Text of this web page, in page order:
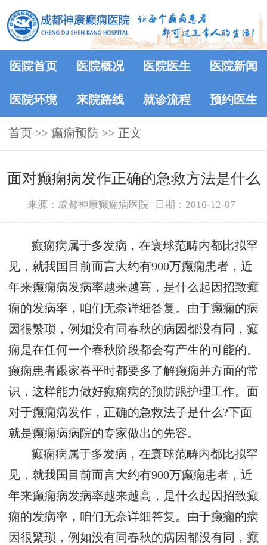
医院首页 医院概况 医院医生 医院新闻
医院环境 来院路线 就诊流程 预约医生
首页 >> 癫痫预防 >> 正文
面对癫痫病发作正确的急救方法是什么
来源：成都神康癫痫病医院 日期：2016-12-07
癫痫病属于多发病，在寰球范畴内都比拟罕
见，就我国目前而言大约有900万癫痫患者，近
年来癫痫病发病率越来越高，是什么起因招致癫
痫的发病率，咱们无奈详细答复。由于癫痫的病
因很繁琐，例如没有同春秋的病因都没有同，癫
痫是在任何一个春秋阶段都会有产生的可能的。
癫痫患者跟家眷平时都要多了解癫痫并方面的常
识，这样能力做好癫痫病的预防跟护理工作。面
对于癫痫病发作，正确的急救法子是什么?下面
就是癫痫病病院的专家做出的先容。
癫痫病属于多发病，在寰球范畴内都比拟罕
见，就我国目前而言大约有900万癫痫患者，近
年来癫痫病发病率越来越高，是什么起因招致癫
痫的发病率，咱们无奈详细答复。由于癫痫的病
因很繁琐，例如没有同春秋的病因都没有同，癫